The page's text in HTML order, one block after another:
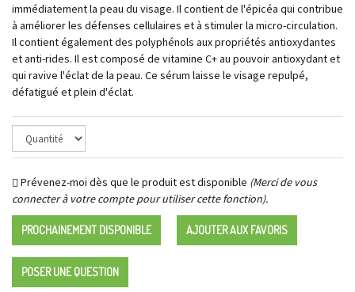
immédiatement la peau du visage. Il contient de l'épicéa qui contribue
à améliorer les défenses cellulaires et à stimuler la micro-circulation.
Il contient également des polyphénols aux propriétés antioxydantes
et anti-rides. Il est composé de vitamine C+ au pouvoir antioxydant et
qui ravive l'éclat de la peau. Ce sérum laisse le visage repulpé,
défatigué et plein d'éclat.
Prévenez-moi dès que le produit est disponible (Merci de vous
connecter à votre compte pour utiliser cette fonction).
PROCHAINEMENT DISPONIBLE AJOUTER AUX FAVORIS
POSER UNE QUESTION